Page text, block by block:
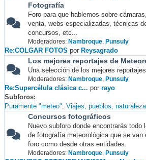
Fotografía
Foro para que hablemos sobre
venta, webs especializadas, técnicas
concursos, etc...
Moderadores: Nambroque, Punsuly
Re:COLGAR FOTOS por Reysagrado
Los mejores reportajes de
Una selección de los mejores
Moderadores: Nambroque, Punsuly
Re:Supercélula clásica c... por rayo
Subforos
Puramente "meteo" Viajes, pueblos,
Concursos fotográficos
Nuevo subforo donde encontrarás
de fotografía meteorológica que se van
foro como desde otras entidades.
Moderadores: Nambroque, Punsuly